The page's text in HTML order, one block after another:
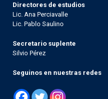
Directores de estudios
Lic. Ana Perciavalle
Lic. Pablo Saulino
Secretario suplente
Silvio Pérez
Seguinos en nuestras redes